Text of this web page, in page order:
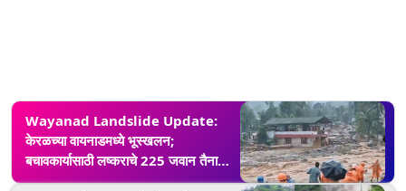
Wayanad Landslide Update:
केरळच्या वायनाडमध्ये भूस्खलन;
बचावकार्यासाठी लष्कराचे 225 जवान तैनात,
45 जणांचा मृत्यू, 70 जखमी